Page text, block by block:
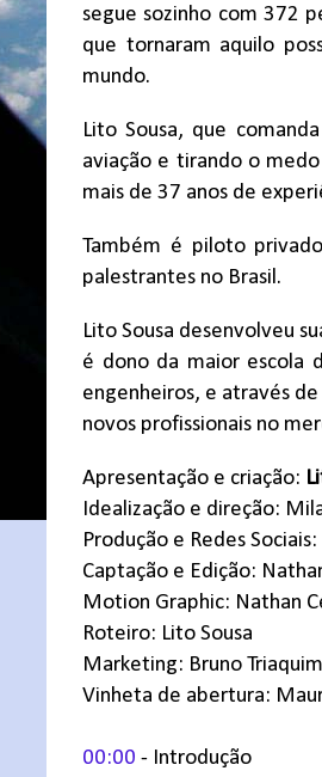
segue sozinho com 372
que tornaram aquilo
mundo.
Lito Sousa, que
aviação e tirando o
mais de 37 anos de
Também é piloto
palestrantes no Brasil.
Lito Sousa desenvolveu
é dono da maior escola
engenheiros, e através
novos profissionais no
Apresentação e criação:
Idealização e direção:
Produção e Redes
Captação e Edição:
Motion Graphic: Nathan
Roteiro: Lito Sousa
Marketing: Bruno
Vinheta de abertura:
00:00 - Introdução